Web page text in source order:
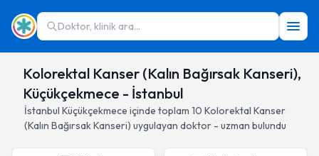
Doktor, klinik ara...
Kolorektal Kanser (Kalın Bağırsak Kanseri),
Küçükçekmece - İstanbul
İstanbul Küçükçekmece içinde toplam 10 Kolorektal Kanser
(Kalın Bağırsak Kanseri) uygulayan doktor - uzman bulundu